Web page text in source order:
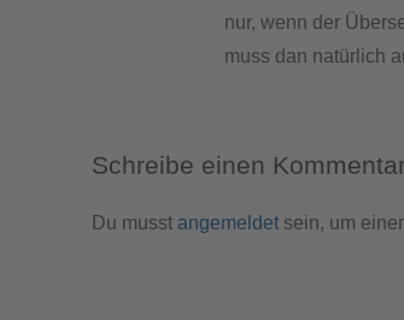
nur, wenn der
muss dan natürlich
Schreibe einen
Du musst angemeldet sein, um